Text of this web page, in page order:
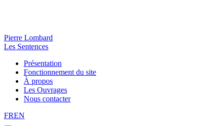
Pierre Lombard
Les Sentences
Présentation
Fonctionnement du site
À propos
Les Ouvrages
Nous contacter
FREN